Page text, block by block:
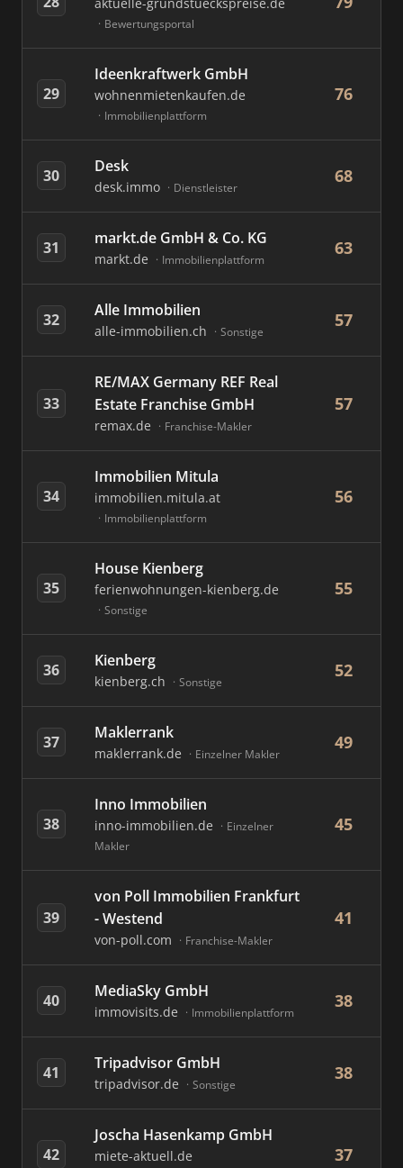
Bewertungsportal
29
Ideenkraftwerk GmbH
wohnenmietenkaufen.de
Immobilienplattform
76
30 Desk
desk.immo Dienstleister
68
31 markt.de GmbH & Co. KG
markt.de Immobilienplattform
63
32 Alle Immobilien
alle-immobilien.ch Sonstige
57
33
RE/MAX Germany REF Real
Estate Franchise GmbH
remax.de Franchise-Makler
57
34
Immobilien Mitula
immobilien.mitula.at
Immobilienplattform
56
35
House Kienberg
ferienwohnungen-kienberg.de
Sonstige
55
36 Kienberg
kienberg.ch Sonstige
52
37 Maklerrank
maklerrank.de Einzelner Makler
49
38
Inno Immobilien
inno-immobilien.de
Einzelner
Makler
45
39
von Poll Immobilien Frankfurt
- Westend
von-poll.com Franchise-Makler
41
40 MediaSky GmbH
immovisits.de Immobilienplattform
38
41 Tripadvisor GmbH
tripadvisor.de Sonstige
38
42
Joscha Hasenkamp GmbH
miete-aktuell.de 37